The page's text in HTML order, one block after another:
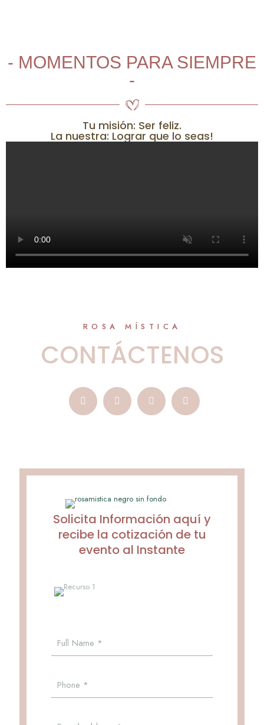
- MOMENTOS PARA SIEMPRE
-
Tu misión: Ser feliz.
La nuestra: Lograr que lo seas!
ROSA MÍSTICA
CONTÁCTENOS
Solicita Información aquí y
recibe la cotización de tu
evento al Instante